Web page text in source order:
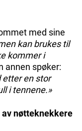
med sine
kan brukes til
kommer i
annen spøker:
etter en stor
i tennene.»
nøtteknekkere